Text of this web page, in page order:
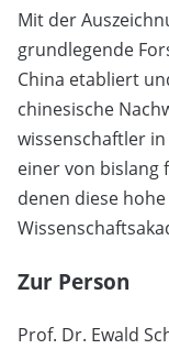
Mit der
grundlegende
China etabliert
chinesische
wissenschaftler
einer von bislang
denen diese
Zur Person
Prof. Dr. Ewald